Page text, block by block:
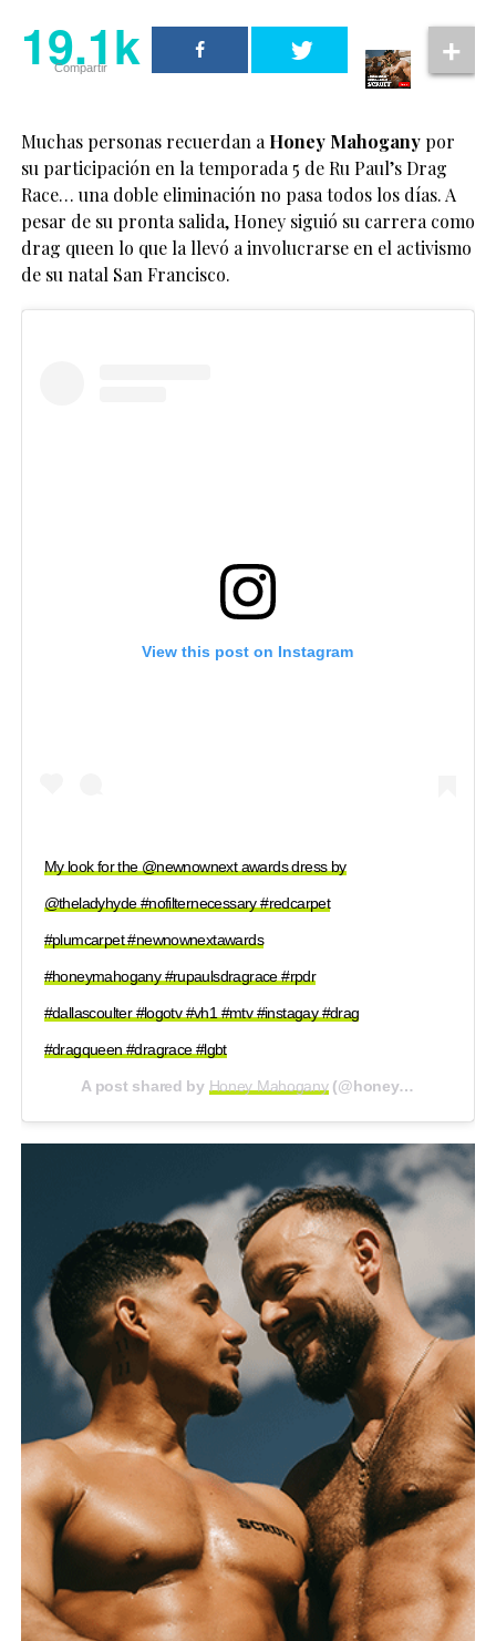
19.1k
Compartir
Muchas personas recuerdan a Honey Mahoganypor
su participación en la temporada 5 de Ru Paul’s Drag
Race… una doble eliminación no pasa todos los días. A
pesar de su pronta salida, Honey siguió su carrera como
drag queen lo que la llevó a involucrarse en el activismo
de su natal San Francisco.
View this post on Instagram
My look for the @newnownext awards dress by
@theladyhyde #nofilternecessary #redcarpet
#plumcarpet #newnownextawards
#honeymahogany #rupaulsdragrace #rpdr
#dallascoulter #logotv #vh1 #mtv #instagay #drag
#dragqueen #dragrace #lgbt
A post shared by Honey Mahogany(@honeymahogany) on